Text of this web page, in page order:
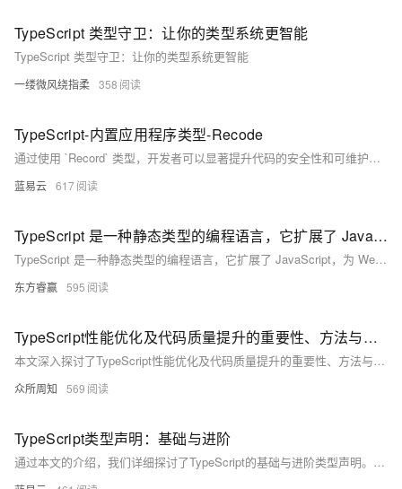
TypeScript 类型守卫：让你的类型系统更智能
TypeScript 类型守卫：让你的类型系统更智能
一缕微风绕指柔 358
TypeScript-内置应用程序类型-Recode
通过使用 `Record` 类型，开发者可以显著提升代码的安全性和可维护性。无论是配置对象、字典结构还是动态表单，`Record` 类型都提供了一个简洁、类型安全的解决方案。
蓝易云 617
TypeScript 是一种静态类型的编程语言，它扩展了 JavaScript，为 Web 开发带来了强大的类型系统、组件化开发支持、与主流框架的无缝集成、大型项目管理能力和提升开发体验等多方面优势
TypeScript 是一种静态类型的编程语言，它扩展了 JavaScript，为 Web 开发带来了强大的类型系统、组件化开发支持、与主流框架的无缝集成、大型项目管理能力和提升开发体验等多方面优势。通过明确的类型定义，TypeScript 能够在编码阶段发现潜在错误，提高代码质量；支持组件的清晰定义与复用，增强代码的可维护性；与 React、Vue 等框架结合，提供更佳的开发体验；适用于大型项目，优化代码结构和性能。随着 Web 技术的发展，TypeScript 的应用前景广阔，将继续引领 Web 开发的新趋势。
东方睿赢 595
TypeScript性能优化及代码质量提升的重要性、方法与策略，包括合理使用类型注解、减少类型断言、优化模块导入导出、遵循编码规范、加强代码注释等
本文深入探讨了TypeScript性能优化及代码质量提升的重要性、方法与策略，包括合理使用类型注解、减少类型断言、优化模块导入导出、遵循编码规范、加强代码注释等，旨在帮助开发者在保证代码质量的同时，实现高效的性能优化，提升用户体验和项目稳定性。
众所周知 569
TypeScript类型声明：基础与进阶
通过本文的介绍，我们详细探讨了TypeScript的基础与进阶类型声明。从基本数据类型到复杂的泛型和高级类型，TypeScript提供了丰富的工具来确保代码的类型安全和可维护性。掌握这些类型声明能够帮助开发者编写更加健壮和高效的代码，提高开发效率和代码质量。希望本文能为您在使用TypeScript时提供实用的参考和指导。